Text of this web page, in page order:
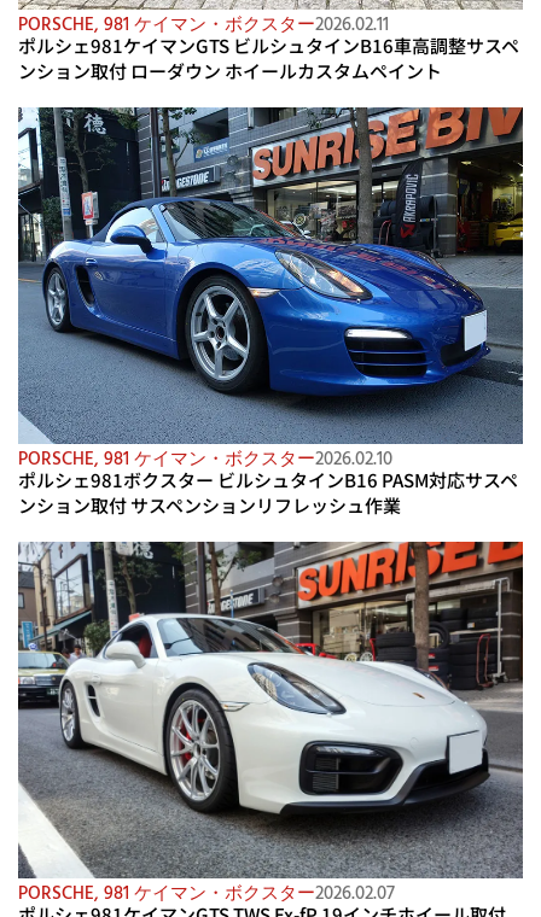
PORSCHE, 981 ケイマン・ボクスター2026.02.11
ポルシェ981ケイマンGTS ビルシュタインB16車高調整サスペ
ンション取付 ローダウン ホイールカスタムペイント
PORSCHE, 981 ケイマン・ボクスター2026.02.10
ポルシェ981ボクスター ビルシュタインB16 PASM対応サスペ
ンション取付 サスペンションリフレッシュ作業
PORSCHE, 981 ケイマン・ボクスター2026.02.07